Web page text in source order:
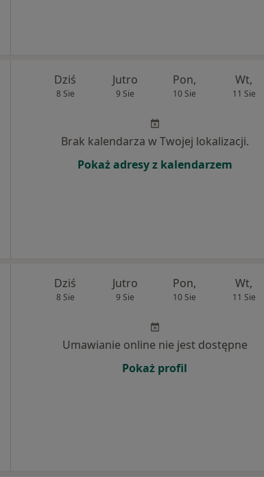
Dziś
8 Sie
Jutro
9 Sie
Pon,
10 Sie
Wt,
11 Sie
Brak kalendarza w Twojej lokalizacji.
Pokaż adresy z kalendarzem
Dziś
8 Sie
Jutro
9 Sie
Pon,
10 Sie
Wt,
11 Sie
Umawianie online nie jest dostępne
Pokaż profil